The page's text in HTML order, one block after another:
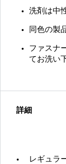
洗剤は中
同色の製
ファスナ
てお洗い
詳細
レギュラ